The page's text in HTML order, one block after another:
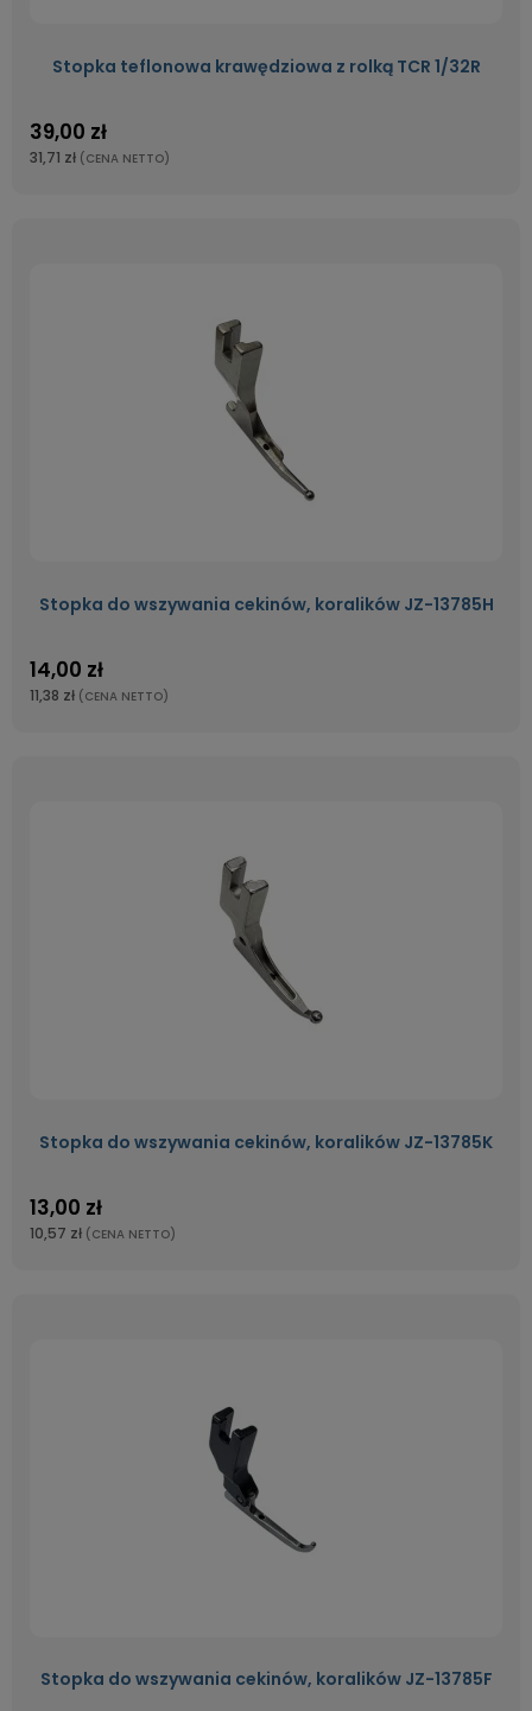
Stopka teflonowa krawędziowa z rolką TCR 1/32R
39,00 zł
31,71 zł (CENA NETTO)
Stopka do wszywania cekinów, koralików JZ-13785H
14,00 zł
11,38 zł (CENA NETTO)
Stopka do wszywania cekinów, koralików JZ-13785K
13,00 zł
10,57 zł (CENA NETTO)
Stopka do wszywania cekinów, koralików JZ-13785F